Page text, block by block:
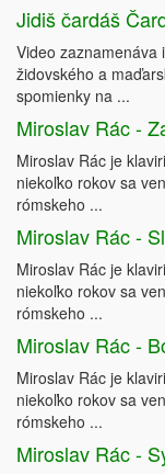
Jidiš čardáš
Video zaznamenáva
židovského a
spomienky na ...
Miroslav Rác -
Miroslav Rác je
niekoľko rokov sa
rómskeho ...
Miroslav Rác -
Miroslav Rác je
niekoľko rokov sa
rómskeho ...
Miroslav Rác -
Miroslav Rác je
niekoľko rokov sa
rómskeho ...
Miroslav Rác -